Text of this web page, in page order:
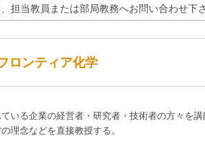
担当教員または部局教務へお問い合わせ下
ロンティア化学
いる企業の経営者・研究者・技術者の方々を
理念などを直接教授する。